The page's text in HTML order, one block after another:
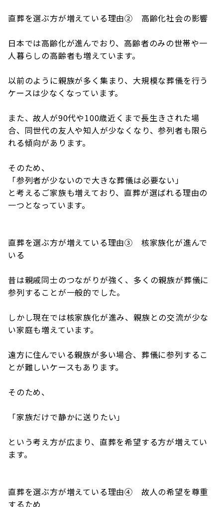
直葬を選ぶ方が増えている理由② 高齢化社会の影響
日本では高齢化が進んでおり、高齢者のみの世帯や一
人暮らしの高齢者も増えています。
以前のように親族が多く集まり、大規模な葬儀を行う
ケースは少なくなっています。
また、故人が90代や100歳近くまで長生きされた場
合、同世代の友人や知人が少なくなり、参列者も限ら
れる傾向があります。
そのため、
「参列者が少ないので大きな葬儀は必要ない」
と考えるご家族も増えており、直葬が選ばれる理由の
一つとなっています。
直葬を選ぶ方が増えている理由③ 核家族化が進んで
いる
昔は親戚同士のつながりが強く、多くの親族が葬儀に
参列することが一般的でした。
しかし現在では核家族化が進み、親族との交流が少な
い家庭も増えています。
遠方に住んでいる親族が多い場合、葬儀に参列するこ
とが難しいケースもあります。
そのため、
「家族だけで静かに送りたい」
という考え方が広まり、直葬を希望する方が増えてい
ます。
直葬を選ぶ方が増えている理由④ 故人の希望を尊重
するため